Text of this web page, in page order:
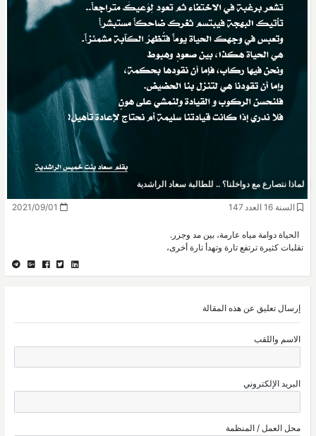
لماذا نتصارع مع دواخلنا؟ .. للطالبة سعاد الراشدية
السنة 16 العدد 147
الحياة دوامة مياه عارمة، بين مد وجزر.
تقلبات كثيرة ترتفع تارة وتهدأ تارة أخرى،
إرسال تعليق عن هذه المقالة
الاسم واللقب
البريد الإلكتروني
محل العمل / المنظمة